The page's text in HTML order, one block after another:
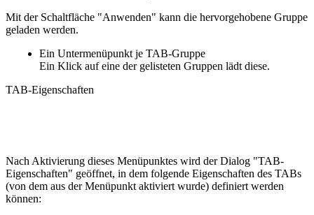
Mit der Schaltfläche "Anwenden" kann die hervorgehobene Gruppe
geladen werden.
Ein Untermenüpunkt je TAB-Gruppe
Ein Klick auf eine der gelisteten Gruppen lädt diese.
TAB-Eigenschaften
Nach Aktivierung dieses Menüpunktes wird der Dialog "TAB-
Eigenschaften" geöffnet, in dem folgende Eigenschaften des TABs
(von dem aus der Menüpunkt aktiviert wurde) definiert werden
können: